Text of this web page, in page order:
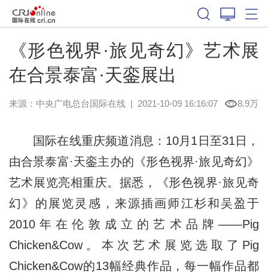
《形色视界·旅见奇幻》艺术展
在合景泰富·天銮展出
来源： 中央广电总台国际在线| 2021-10-09 16:16:07 8.9万
国际在线重庆频道消息：10月1日至31日，
由合景泰富·天銮主办的《形色视界·旅见奇幻》
艺术展览亮相重庆。据悉，《形色视界·旅见奇
幻》的展览灵感，来源插画师江杉和吴盈于
2010年在伦敦成立的艺术品牌——Pig
Chicken&Cow。本次艺术展览选取了Pig
Chicken&Cow的13幅经典作品，每⼀幅作品都